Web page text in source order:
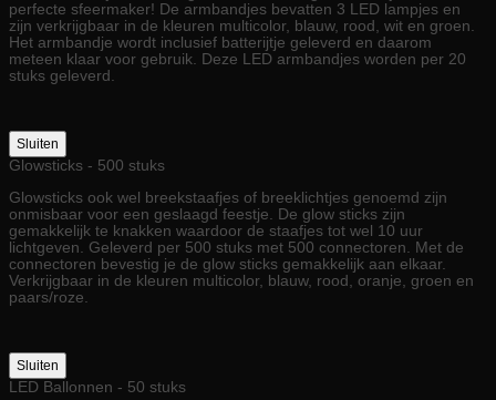
perfecte sfeermaker! De armbandjes bevatten 3 LED lampjes en
zijn verkrijgbaar in de kleuren multicolor, blauw, rood, wit en groen.
Het armbandje wordt inclusief batterijtje geleverd en daarom
meteen klaar voor gebruik. Deze LED armbandjes worden per 20
stuks geleverd.
Sluiten
Glowsticks - 500 stuks
Glowsticks ook wel breekstaafjes of breeklichtjes genoemd zijn
onmisbaar voor een geslaagd feestje. De glow sticks zijn
gemakkelijk te knakken waardoor de staafjes tot wel 10 uur
lichtgeven. Geleverd per 500 stuks met 500 connectoren. Met de
connectoren bevestig je de glow sticks gemakkelijk aan elkaar.
Verkrijgbaar in de kleuren multicolor, blauw, rood, oranje, groen en
paars/roze.
Sluiten
LED Ballonnen - 50 stuks